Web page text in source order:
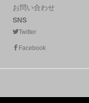
お問い合わせ
SNS
Twitter
Facebook